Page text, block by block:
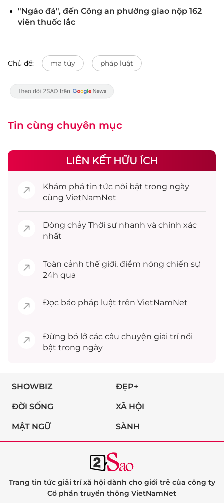
"Ngáo đá", đến Công an phường giao nộp 162
viên thuốc lắc
Chủ đề: ma túy pháp luật
Tin cùng chuyên mục
LIÊN KẾT HỮU ÍCH
Khám phá tin tức nổi bật trong ngày
cùng VietNamNet
Dòng chảy Thời sự nhanh và chính xác
nhất
Toàn cảnh thế giới, điểm nóng chiến sự
24h qua
Đọc báo pháp luật trên VietNamNet
Đừng bỏ lỡ các câu chuyện giải trínổi
bật trong ngày
SHOWBIZ ĐẸP+
ĐỜI SỐNG XÃ HỘI
MẬT NGỮ SÀNH
Trang tin tức giải trí xã hội dành cho giới trẻ của công ty
Cổ phần truyền thông VietNamNet